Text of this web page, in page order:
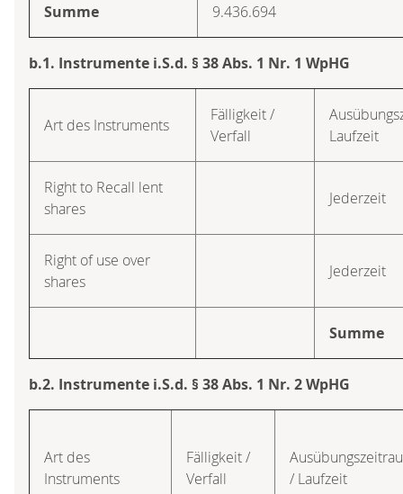
Summe 9.436.694
b.1. Instrumente i.S.d. § 38 Abs. 1 Nr. 1 WpHG
Art des Instruments
Fälligkeit /
Verfall
Laufzeit
Right to Recall lent
shares
Jederzeit
Right of use over
shares
Jederzeit
Summe
b.2. Instrumente i.S.d. § 38 Abs. 1 Nr. 2 WpHG
Art des
Instruments
Fälligkeit /
Verfall
/ Laufzeit